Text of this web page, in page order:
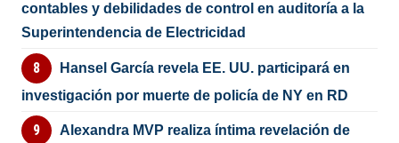
contables y debilidades de control en auditoría a la
Superintendencia de Electricidad
Hansel García revela EE. UU. participará en
investigación por muerte de policía de NY en RD
Alexandra MVP realiza íntima revelación de